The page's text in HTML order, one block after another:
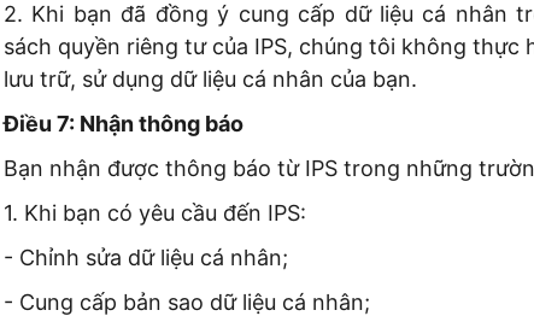
2. Khi bạn đã đồng ý cung cấp dữ liệu cá nhân
sách quyền riêng tư của IPS, chúng tôi không thực
lưu trữ, sử dụng dữ liệu cá nhân của bạn.
Điều 7: Nhận thông báo
Bạn nhận được thông báo từ IPS trong những
1. Khi bạn có yêu cầu đến IPS:
- Chỉnh sửa dữ liệu cá nhân;
- Cung cấp bản sao dữ liệu cá nhân;